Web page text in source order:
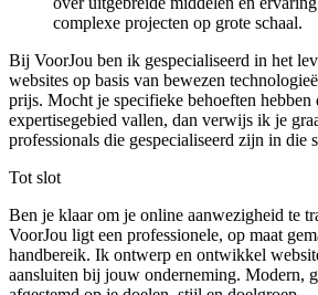
complexe projecten op grote schaal.
Bij VoorJou ben ik gespecialiseerd in het
websites op basis van bewezen
prijs. Mocht je specifieke behoeften
expertisegebied vallen, dan verwijs ik je
professionals die gespecialiseerd zijn in die
Totslot
Ben je klaar om je online aanwezigheid te
VoorJou ligt een professionele, op maat
handbereik. Ik ontwerp en ontwikkel
aansluiten bij jouw onderneming. Modern,